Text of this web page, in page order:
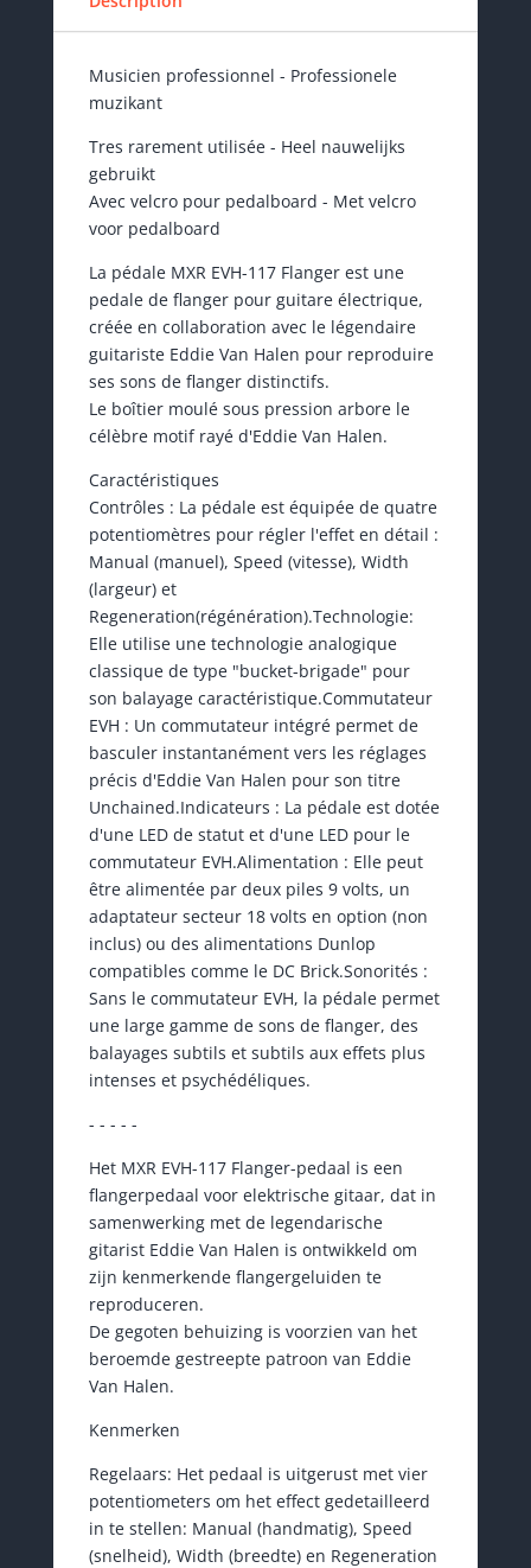
Musicien professionnel - Professionele
muzikant
Tres rarement utilisée - Heel nauwelijks
gebruikt
Avec velcro pour pedalboard - Met velcro
voor pedalboard
La pédale MXR EVH-117 Flanger est une
pedale de flanger pour guitare électrique,
créée en collaboration avec le légendaire
guitariste Eddie Van Halen pour reproduire
ses sons de flanger distinctifs.
Le boîtier moulé sous pression arbore le
célèbre motif rayé d'Eddie Van Halen.
Caractéristiques
Contrôles : La pédale est équipée de quatre
potentiomètres pour régler l'effet en détail :
Manual (manuel), Speed (vitesse), Width
(largeur) et
Regeneration(régénération).Technologie:
Elle utilise une technologie analogique
classique de type "bucket-brigade" pour
son balayage caractéristique.Commutateur
EVH : Un commutateur intégré permet de
basculer instantanément vers les réglages
précis d'Eddie Van Halen pour son titre
Unchained.Indicateurs : La pédale est dotée
d'une LED de statut et d'une LED pour le
commutateur EVH.Alimentation : Elle peut
être alimentée par deux piles 9 volts, un
adaptateur secteur 18 volts en option (non
inclus) ou des alimentations Dunlop
compatibles comme le DC Brick.Sonorités :
Sans le commutateur EVH, la pédale permet
une large gamme de sons de flanger, des
balayages subtils et subtils aux effets plus
intenses et psychédéliques.
- - - - -
Het MXR EVH-117 Flanger-pedaal is een
flangerpedaal voor elektrische gitaar, dat in
samenwerking met de legendarische
gitarist Eddie Van Halen is ontwikkeld om
zijn kenmerkende flangergeluiden te
reproduceren.
De gegoten behuizing is voorzien van het
beroemde gestreepte patroon van Eddie
Van Halen.
Kenmerken
Regelaars: Het pedaal is uitgerust met vier
potentiometers om het effect gedetailleerd
in te stellen: Manual (handmatig), Speed
(snelheid), Width (breedte) en Regeneration